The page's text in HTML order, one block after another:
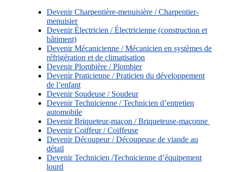
Devenir Charpentière-menuisière / Charpentier-
menuisier
Devenir Électricien / Électricienne (construction et
bâtiment)
Devenir Mécanicienne / Mécanicien en systèmes de
réfrigération et de climatisation
Devenir Plombière / Plombier
Devenir Praticienne / Praticien du développement
de l’enfant
Devenir Soudeuse / Soudeur
Devenir Technicienne / Technicien d’entretien
automobile
Devenir Briqueteur-maçon / Briqueteuse-maçonne
Devenir Coiffeur / Coiffeuse
Devenir Découpeur / Découpeuse de viande au
détail
Devenir Technicien /Technicienne d’équipement
lourd